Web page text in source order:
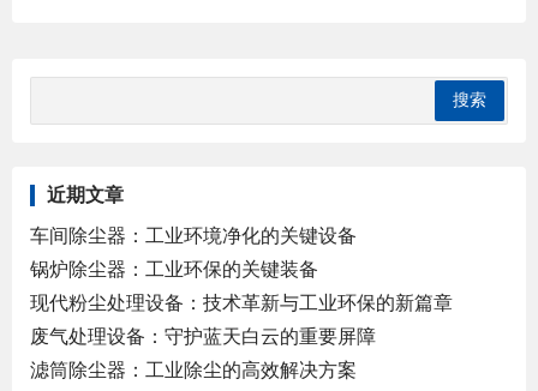
近期文章
车间除尘器：工业环境净化的关键设备
锅炉除尘器：工业环保的关键装备
现代粉尘处理设备：技术革新与工业环保的新篇章
废气处理设备：守护蓝天白云的重要屏障
滤筒除尘器：工业除尘的高效解决方案